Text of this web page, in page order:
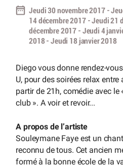
Jeudi 30 novembre 2017 -
14 décembre 2017 - Jeudi 21
décembre 2017 - Jeudi 4
2018 - Jeudi 18 janvier 2018
Diego vous donne rendez-
U, pour des soirées relax
partir de 21h, comédie avec
club ». A voir et revoir...
A propos de l’artiste
Souleymane Faye est un
reconnu de tous. Cet ancien
formé à la bonne école de la